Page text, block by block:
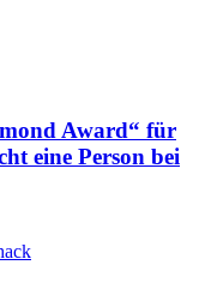
Award“ für
eine Person bei